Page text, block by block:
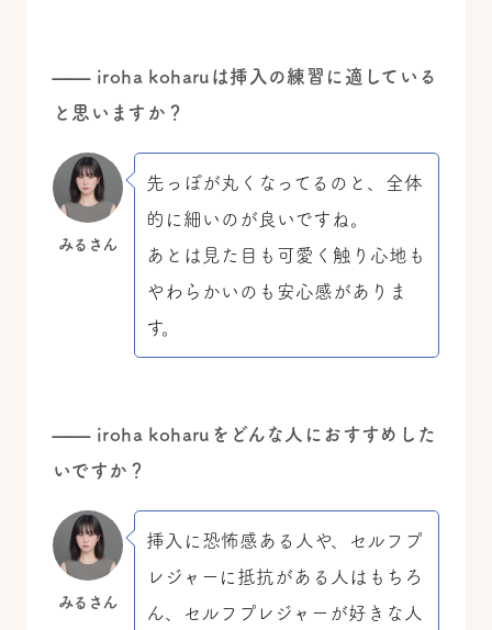
—— iroha koharuは挿入の練習に適している
と思いますか？
みるさん
先っぽが丸くなってるのと、全体
的に細いのが良いですね。
あとは見た目も可愛く触り心地も
やわらかいのも安心感がありま
す。
—— iroha koharuをどんな人におすすめした
いですか？
みるさん
挿入に恐怖感ある人や、セルフプ
レジャーに抵抗がある人はもちろ
ん、セルフプレジャーが好きな人